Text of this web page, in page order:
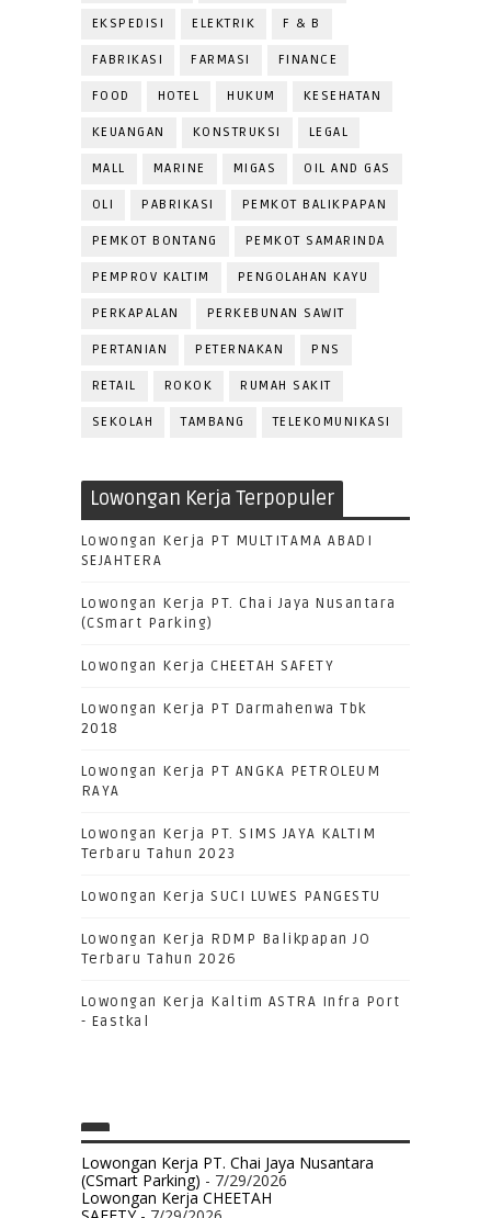
EKSPEDISI ELEKTRIK F & B
FABRIKASI FARMASI FINANCE
FOOD HOTEL HUKUM KESEHATAN
KEUANGAN KONSTRUKSI LEGAL
MALL MARINE MIGAS OIL AND GAS
OLI PABRIKASI PEMKOT BALIKPAPAN
PEMKOT BONTANG PEMKOT SAMARINDA
PEMPROV KALTIM PENGOLAHAN KAYU
PERKAPALAN PERKEBUNAN SAWIT
PERTANIAN PETERNAKAN PNS
RETAIL ROKOK RUMAH SAKIT
SEKOLAH TAMBANG TELEKOMUNIKASI
Lowongan Kerja Terpopuler
Lowongan Kerja PT MULTITAMA ABADI
SEJAHTERA
Lowongan Kerja PT. Chai Jaya Nusantara
(CSmart Parking)
Lowongan Kerja CHEETAH SAFETY
Lowongan Kerja PT Darmahenwa Tbk
2018
Lowongan Kerja PT ANGKA PETROLEUM
RAYA
Lowongan Kerja PT. SIMS JAYA KALTIM
Terbaru Tahun 2023
Lowongan Kerja SUCI LUWES PANGESTU
Lowongan Kerja RDMP Balikpapan JO
Terbaru Tahun 2026
Lowongan Kerja Kaltim ASTRA Infra Port
- Eastkal
Lowongan Kerja PT. Chai Jaya Nusantara
(CSmart Parking) - 7/29/2026
Lowongan Kerja CHEETAH